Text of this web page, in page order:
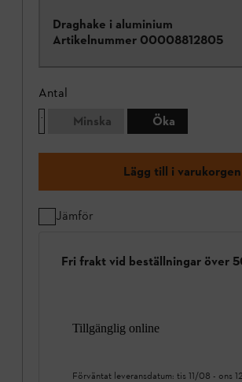
Draghake i aluminium
Artikelnummer 00008812805
Antal
Minska
Öka
Lägg till i varukorgen
Jämför
Fri frakt vid beställningar över
Tillgänglig online
Förväntat leveransdatum: tis 11/08 - ons